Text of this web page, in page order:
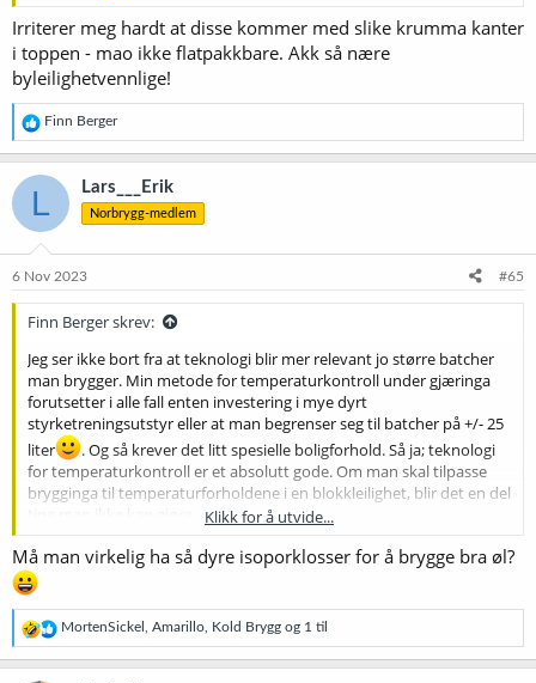
Irriterer meg hardt at disse kommer med slike krumma kanter
i toppen - mao ikke flatpakkbare. Akk så nære
byleilighetvennlige!
R
e
a
k
j
o
e
Finn Berger
L Lars___Erik
Norbrygg-medlem
6 Nov 2023 #65
Finn Berger skrev:
Jeg ser ikke bort fra at teknologi blir mer relevant jo større batcher
man brygger. Min metode for temperaturkontroll under gjæringa
forutsetter i alle fall enten investering i mye dyrt
styrketreningsutstyr eller at man begrenser seg til batcher på +/- 25
liter
. Og så krever det litt spesielle boligforhold. Så ja; teknologi
for temperaturkontroll er et absolutt gode. Om man skal tilpasse
brygginga til temperaturforholdene i en blokkleilighet, blir det en del
ting man ikke kan gjøre.
Jeg funderer alvorlig på å investere i et par sånne:
https://brewshop.no/produkt/utstyr/gjaering/kjoleenheter/fermina
tor-basic
muligheter jeg ikke har. (jeg hadde egentlig bestemt meg, men så
var de utsolgt. Nå må jeg bestemme meg en gang til. Livet er
vanskelig
.)
Klikk for å utvide...
Må man virkelig ha så dyre isoporklosser for å brygge bra øl?
R
e
a
MortenSickel Amarillo Kold Brygg og 1 til